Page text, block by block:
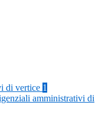
di vertice 1
amministrativi di